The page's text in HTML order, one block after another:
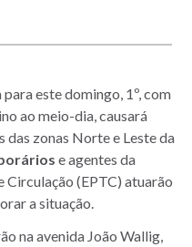
este domingo, 1º, com
ao meio-dia, causará
zonas Norte e Leste da
e agentes da
Circulação (EPTC) atuarão
a situação.
na avenida João Wallig,